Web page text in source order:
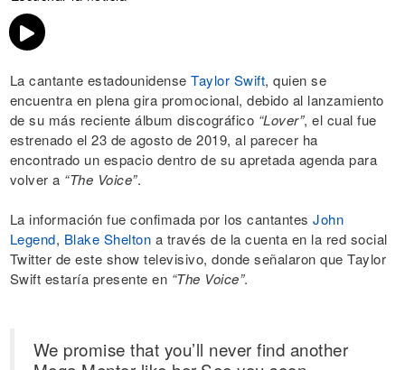
La cantante estadounidense Taylor Swift, quien se
encuentra en plena gira promocional, debido al lanzamiento
de su más reciente álbum discográfico “Lover”, el cual fue
estrenado el 23 de agosto de 2019, al parecer ha
encontrado un espacio dentro de su apretada agenda para
volver a “The Voice”.
La información fue confimada por los cantantes John
Legend, Blake Shelton a través de la cuenta en la red social
Twitter de este show televisivo, donde señalaron que Taylor
Swift estaría presente en “The Voice”.
We promise that you’ll never find another